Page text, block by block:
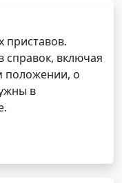
приставов.
включая
положении, о
в